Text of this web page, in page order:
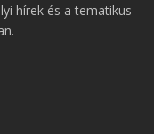
hírek és a tematikus